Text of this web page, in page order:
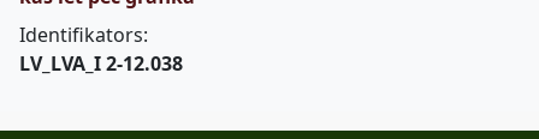
Identifikators:
LV_LVA_I 2-12.038